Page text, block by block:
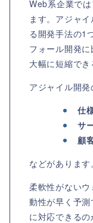
Web系企業で
ます。アジャ
る開発手法の1
フォール開発
大幅に短縮でき
アジャイル開発
仕
サ
顧
などがあります。
柔軟性がない
動性が早く予
に対応できる